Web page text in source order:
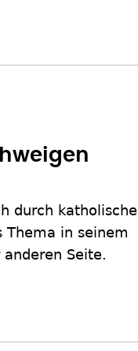
durch katholische
Thema in seinem
Seite.